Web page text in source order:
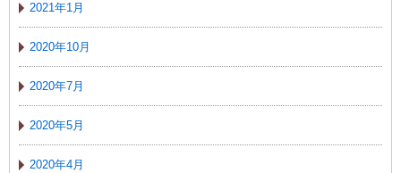
2021年1月
2020年10月
2020年7月
2020年5月
2020年4月